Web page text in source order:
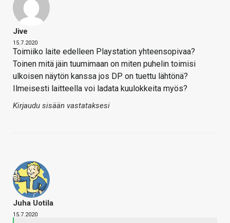
Jive
15.7.2020
Toimiiko laite edelleen Playstation yhteensopivaa?
Toinen mitä jäin tuumimaan on miten puhelin toimisi
ulkoisen näytön kanssa jos DP on tuettu lähtönä?
Ilmeisesti laitteella voi ladata kuulokkeita myös?
Kirjaudu sisään vastataksesi
Juha Uotila
15.7.2020